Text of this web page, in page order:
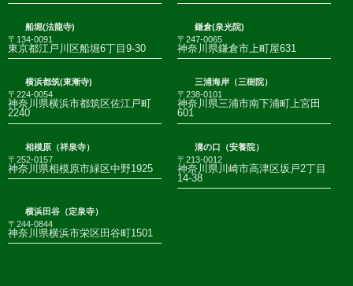
船堀(法龍寺)
〒134-0091
東京都江戸川区船堀6丁目9-30
鎌倉(泉光院)
〒247-0065
神奈川県鎌倉市上町屋631
横浜都筑(東漸寺)
〒224-0054
神奈川県横浜市都筑区佐江戸町
2240
三浦海岸（三樹院）
〒238-0101
神奈川県三浦市南下浦町上宮田
601
相模原（祥泉寺）
〒252-0157
神奈川県相模原市緑区中野1925
溝の口（安養院）
〒213-0012
神奈川県川崎市高津区坂戸2丁目
14-38
横浜田谷（定泉寺）
〒244-0844
神奈川県横浜市栄区田谷町1501